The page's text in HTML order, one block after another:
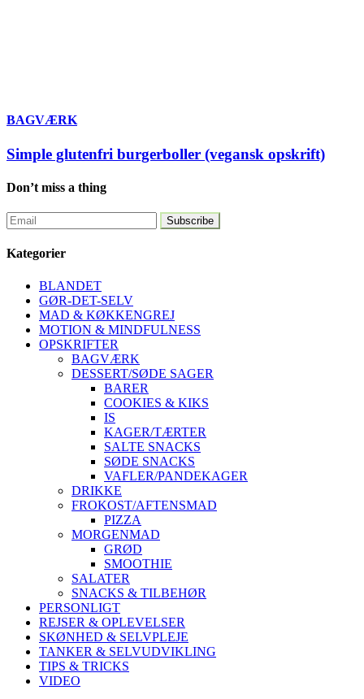
BAGVÆRK
Simple glutenfri burgerboller (vegansk opskrift)
Don’t miss a thing
Kategorier
BLANDET
GØR-DET-SELV
MAD & KØKKENGREJ
MOTION & MINDFULNESS
OPSKRIFTER
BAGVÆRK
DESSERT/SØDE SAGER
BARER
COOKIES & KIKS
IS
KAGER/TÆRTER
SALTE SNACKS
SØDE SNACKS
VAFLER/PANDEKAGER
DRIKKE
FROKOST/AFTENSMAD
PIZZA
MORGENMAD
GRØD
SMOOTHIE
SALATER
SNACKS & TILBEHØR
PERSONLIGT
REJSER & OPLEVELSER
SKØNHED & SELVPLEJE
TANKER & SELVUDVIKLING
TIPS & TRICKS
VIDEO